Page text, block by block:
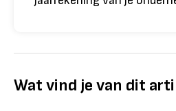
Wat vind je van dit